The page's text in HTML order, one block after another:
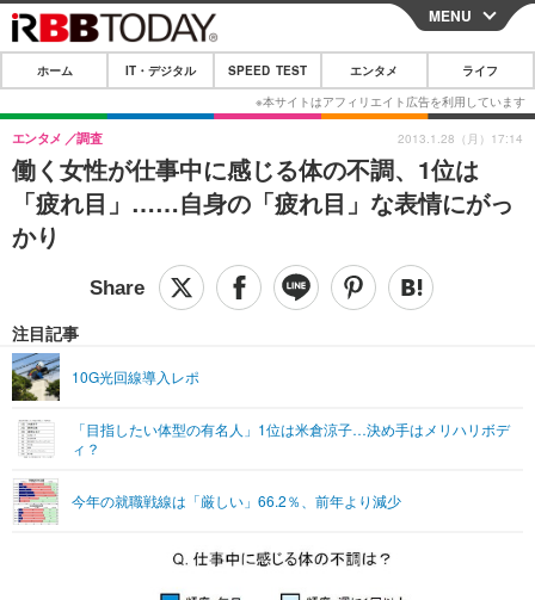
CLOSE
ホーム
IT・デジタル
IT・デジタルTOP スマートフォン
ガジェット・ツール
ショッピング その他
SPEED TEST
エンタメ
エンタメTOP 映画・ドラマ
音楽
グラビア ブログ
ペット
その他
リリース一覧
プッシュ通知の停止方法
MENU
ホーム IT・デジタル SPEED TEST エンタメ ライフ
働く女性が仕事中に感じる体の不調、1位は
「疲れ目」……自身の「疲れ目」な表情にがっ
かり
エンタメ 調査
注目記事
10G光回線導入レポ
「目指したい体型の有名人」1位は米倉涼子…決め手はメリハリボデ
ィ？
今年の就職戦線は「厳しい」66.2％、前年より減少
2013.1.28（月）17:14